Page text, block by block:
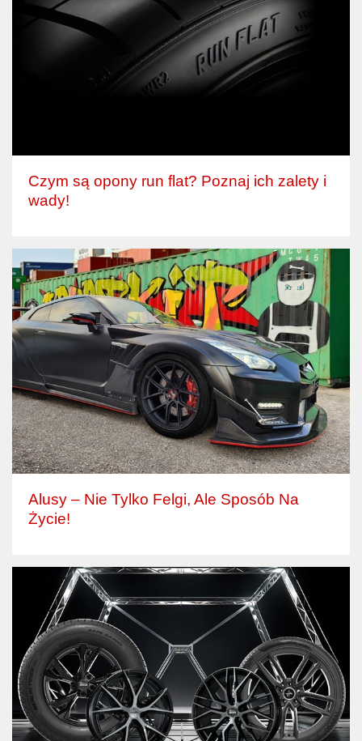
Czym są opony run flat? Poznaj ich zalety i
wady!
Alusy – Nie Tylko Felgi, Ale Sposób Na
Życie!